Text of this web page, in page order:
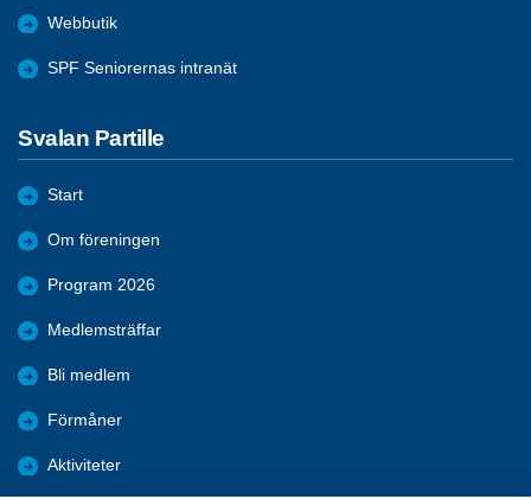
Webbutik
SPF Seniorernas intranät
Svalan Partille
Start
Om föreningen
Program 2026
Medlemsträffar
Bli medlem
Förmåner
Aktiviteter